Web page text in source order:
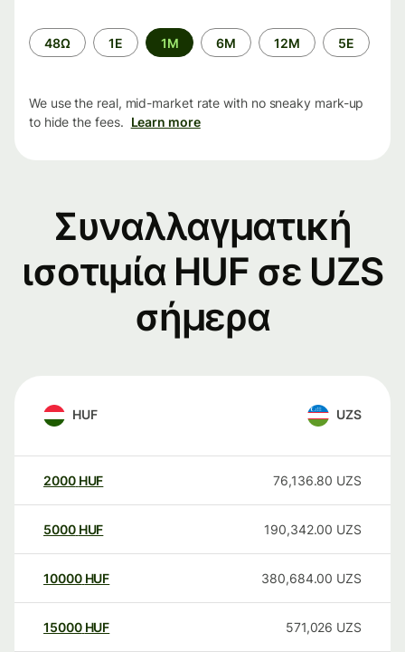
Time
period
48Ω 1Ε 1M 6M 12M 5Ε
We use the real, mid-market rate with no sneaky mark-up
to hide the fees. Learn more
Συναλλαγματική
ισοτιμία HUF σε UZS
σήμερα
HUF UZS
2000 HUF 76,136.80 UZS
5000 HUF 190,342.00 UZS
10000 HUF 380,684.00 UZS
15000 HUF 571,026 UZS